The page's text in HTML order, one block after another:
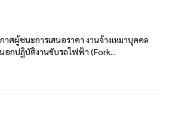
าศผู้ชนะการเสนอราคา งานจ้างเหมาบุคคล
อกปฏิบัติงานขับรถไฟฟ้า (Fork...